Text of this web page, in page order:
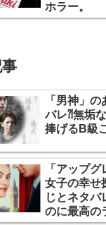
ホラー。
「男神」
バレ⁈無垢
捧げるB級
「アップ
女子の幸せ
じとネタバ
のに最高の